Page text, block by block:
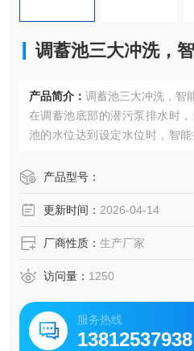
调蓄池三大冲洗，
产品简介： 调蓄池三大冲洗，智
在调蓄池底部的潜污泵排水时
池的水位达到设定水位时，智能
池进行搅拌，使池底的沉淀物处
产品型号：
更新时间： 2026-04-14
厂商性质： 生产厂家
访问量： 1250
服务热线
13812537938